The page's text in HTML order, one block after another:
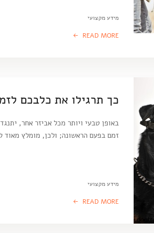
מידע מקצועי
READ MORE
כך תרגילו את כלבכם
באופן טבעי ויותר מכל אביזר אחר,
זמם בפעם הראשונה; ולכן, מומלץ
מידע מקצועי
READ MORE